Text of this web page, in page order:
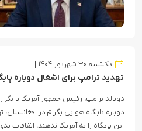
یکشنبه ۳۰ شهریور ۱۴۰۴
تهدید ترامپ برای اشغال دوباره
دونالد ترامپ، رئیس جمهور آمریکا با
دوباره پایگاه هوایی بگرام در
این پایگاه را به آمریکا ندهند، اتفاقات